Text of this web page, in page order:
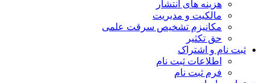
هزینه های انتشار
مالکیت و مدیریت
ﻣﮑﺎﻧﯿﺰم ﺗﺸﺨﯿﺺ ﺳﺮﻗﺖ ﻋﻠﻤﯽ
حق تکثیر
نام و اشتراک
اطلاعات ثبت نام
فرم ثبت نام